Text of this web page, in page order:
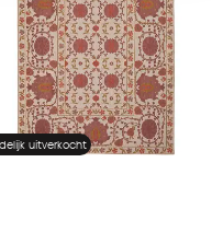
aanpassen’ te
keuze altijd nog
onze
uitverkocht